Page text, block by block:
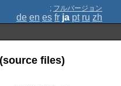
; フルバージョン
de en es fr ja pt ru zh
files)